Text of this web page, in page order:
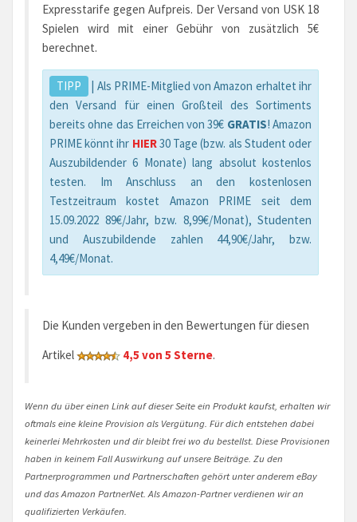
Expresstarife gegen Aufpreis. Der Versand von USK 18
Spielen wird mit einer Gebühr von zusätzlich 5€
berechnet.
TIPP
| Als PRIME-Mitglied von Amazon erhaltet ihr
den Versand für einen Großteil des Sortiments
bereits ohne das Erreichen von 39€ GRATIS! Amazon
PRIME könnt ihr HIER30 Tage (bzw. als Student oder
Auszubildender 6 Monate) lang absolut kostenlos
testen. Im Anschluss an den kostenlosen
Testzeitraum kostet Amazon PRIME seit dem
15.09.2022 89€/Jahr, bzw. 8,99€/Monat), Studenten
und Auszubildende zahlen 44,90€/Jahr, bzw.
4,49€/Monat.
Die Kunden vergeben in den Bewertungen für diesen
Artikel
4,5 von 5 Sterne.
Wenn du über einen Link auf dieser Seite ein Produkt kaufst, erhalten wir
oftmals eine kleine Provision als Vergütung. Für dich entstehen dabei
keinerlei Mehrkosten und dir bleibt frei wo du bestellst. Diese Provisionen
haben in keinem Fall Auswirkung auf unsere Beiträge. Zu den
Partnerprogrammen und Partnerschaften gehört unter anderem eBay
und das Amazon PartnerNet. Als Amazon-Partner verdienen wir an
qualifizierten Verkäufen.